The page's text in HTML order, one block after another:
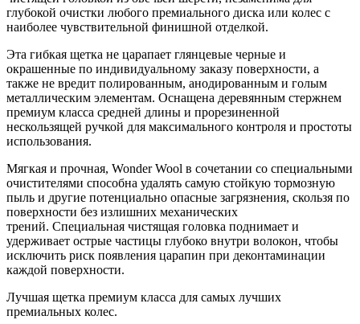
глубокой очистки любого премиального диска или колес с
наиболее чувствительной финишной отделкой.
Эта гибкая щетка не царапает глянцевые черные и
окрашенные по индивидуальному заказу поверхности, а
также не вредит полированным, анодированным и голым
металлическим элементам. Оснащена деревянным стержнем
премиум класса средней длины и прорезиненной
нескользящей ручкой для максимального контроля и простоты
использования.
Мягкая и прочная, Wonder Wool в сочетании со специальными
очистителями способна удалять самую стойкую тормозную
пыль и другие потенциально опасные загрязнения, скользя по
поверхности без излишних механических
трений. Специальная чистящая головка поднимает и
удерживает острые частицы глубоко внутри волокон, чтобы
исключить риск появления царапин при деконтаминации
каждой поверхности.
Лучшая щетка премиум класса для самых лучших
премиальных колес.